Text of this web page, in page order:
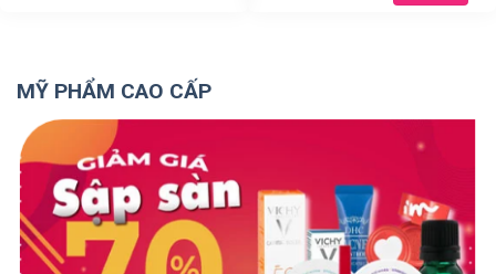
MỸ PHẨM CAO CẤP